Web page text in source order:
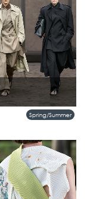
รปอย่างเดียว แต่ยัง
ลาที่วัตถุดิบ ลวดลาย และ
Spring/Summer